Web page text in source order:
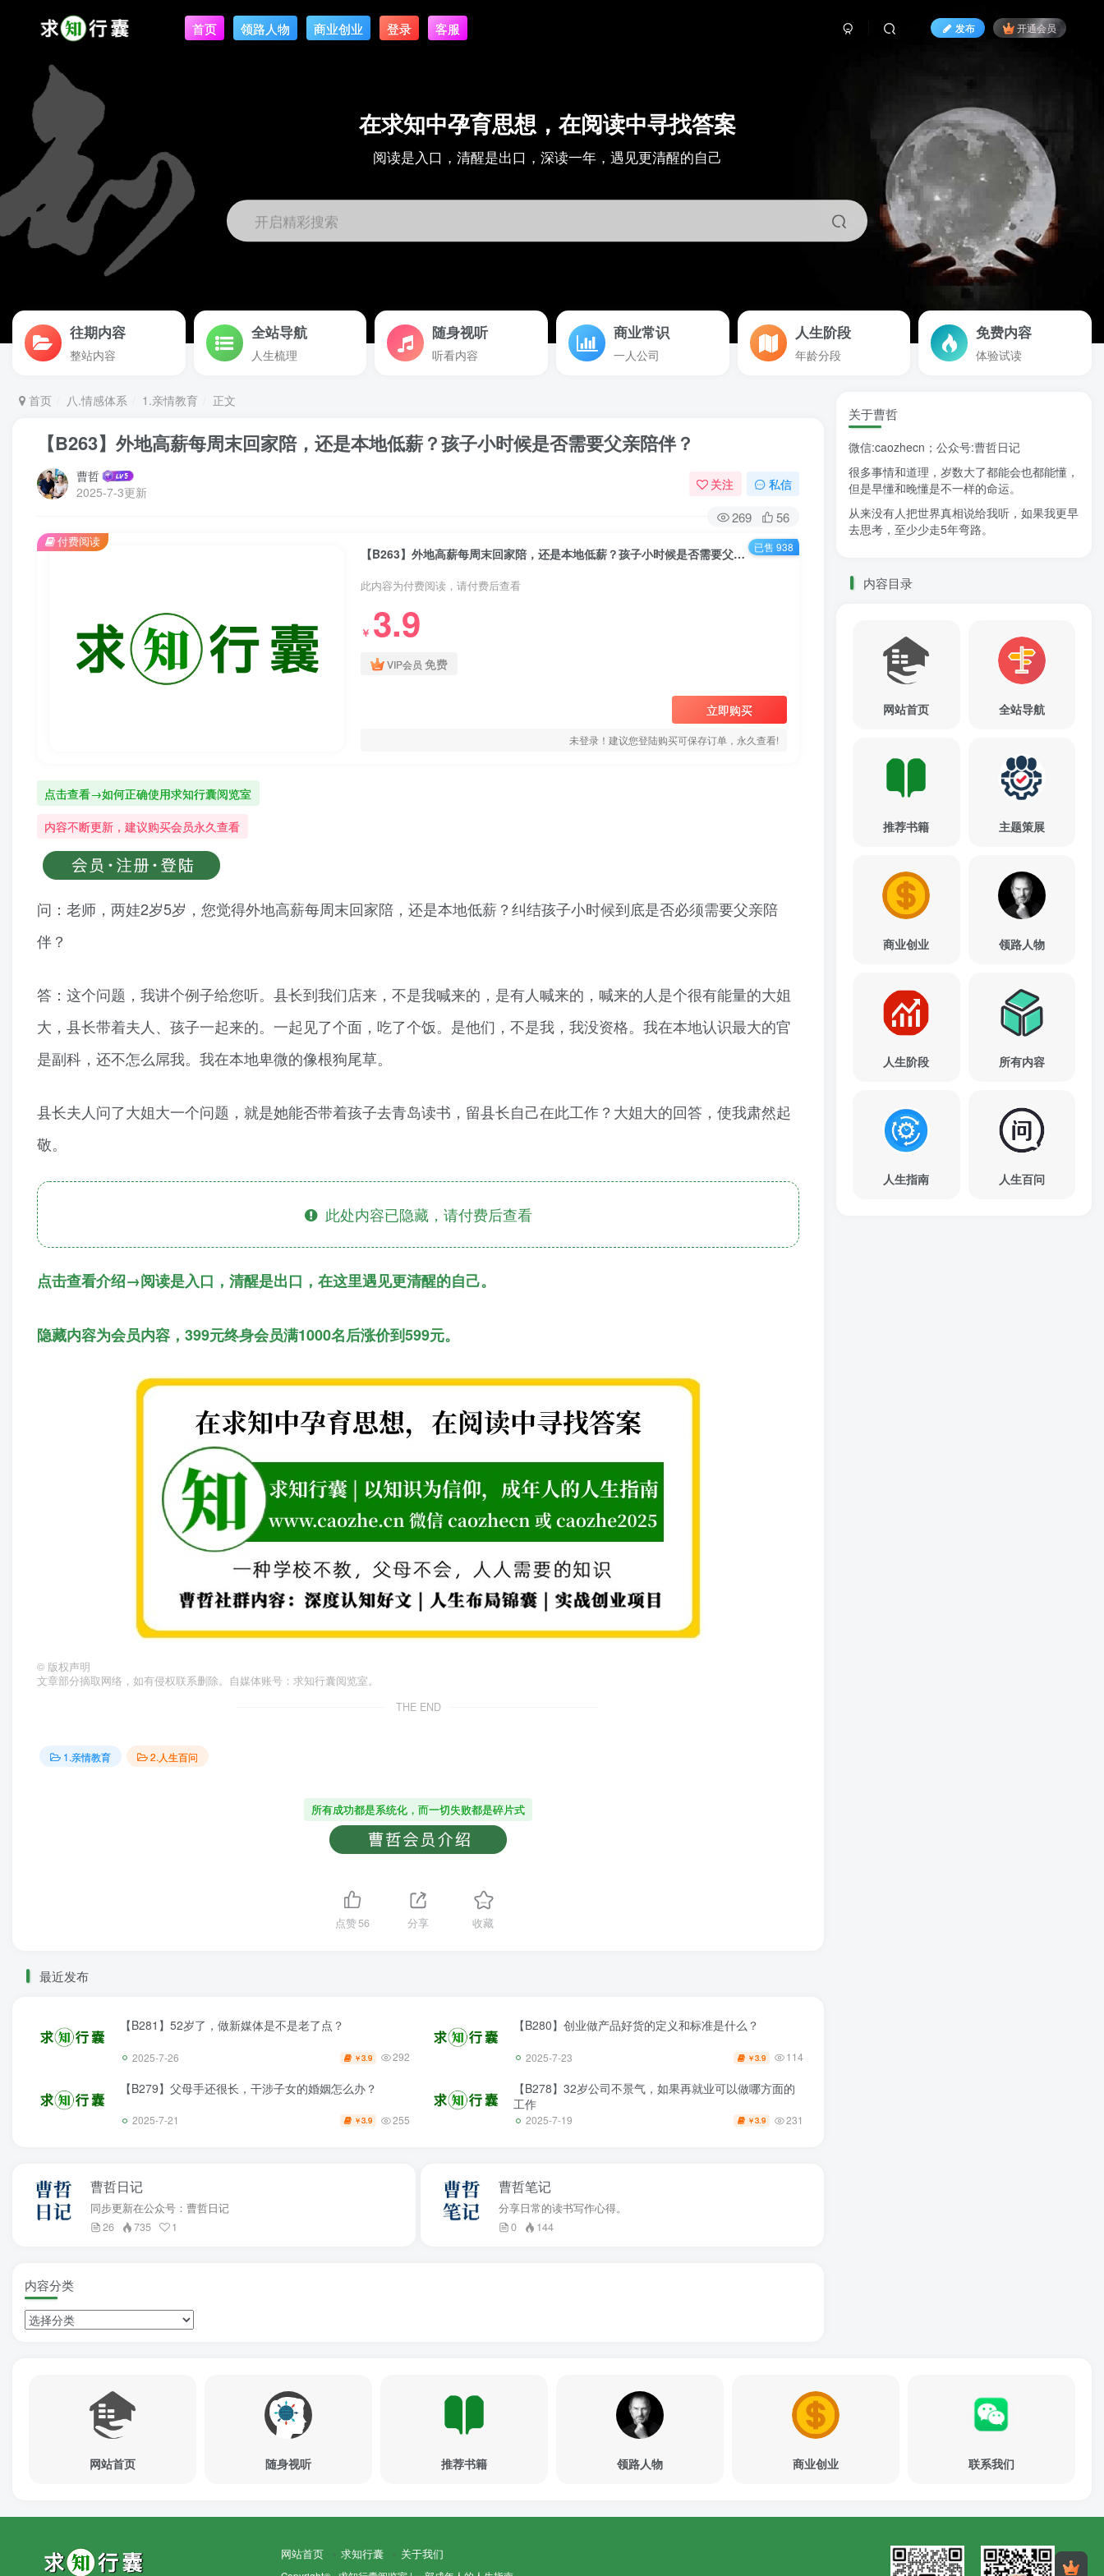
首页 领路人物 商业创业 登录 客服 发布 开通会员
在求知中孕育思想，在阅读中寻找答案
阅读是入口，清醒是出口，深读一年，遇见更清醒的自己
开启精彩搜索
往期内容
整站内容
全站导航
人生梳理
随身视听
听看内容
商业常识
一人公司
人生阶段
年龄分段
免费内容
体验试读
首页 八.情感体系 1.亲情教育 正文
【B263】外地高薪每周末回家陪，还是本地低薪？孩子小时候是否需要父亲陪伴？
曹哲
2025-7-3更新
关注 私信
269 56
【B263】外地高薪每周末回家陪，还是本地低薪？孩子小时候是否需要父亲陪伴？
此内容为付费阅读，请付费后查看
￥ 3.9
VIP会员 免费
立即购买
未登录！建议您登陆购买可保存订单，永久查看!
付费阅读 已售 938
点击查看→如何正确使用求知行囊阅览室
内容不断更新，建议购买会员永久查看
问：老师，两娃2岁5岁，您觉得外地高薪每周末回家陪，还是本地低薪？纠结孩子小时候到底是否必须需要父亲陪
伴？
答：这个问题，我讲个例子给您听。县长到我们店来，不是我喊来的，是有人喊来的，喊来的人是个很有能量的大姐
大，县长带着夫人、孩子一起来的。一起见了个面，吃了个饭。是他们，不是我，我没资格。我在本地认识最大的官
是副科，还不怎么屌我。我在本地卑微的像根狗尾草。
县长夫人问了大姐大一个问题，就是她能否带着孩子去青岛读书，留县长自己在此工作？大姐大的回答，使我肃然起
敬。
此处内容已隐藏，请付费后查看
点击查看介绍→阅读是入口，清醒是出口，在这里遇见更清醒的自己。
隐藏内容为会员内容，399元终身会员满1000名后涨价到599元。
© 版权声明
文章部分摘取网络，如有侵权联系删除。自媒体账号：求知行囊阅览室。
THE END
1.亲情教育 2.人生百问
所有成功都是系统化，而一切失败都是碎片式
点赞56 分享 收藏
最近发布
【B281】52岁了，做新媒体是不是老了点？
2025-7-26 ￥3.9 292
【B280】创业做产品好货的定义和标准是什么？
2025-7-23 ￥3.9 114
【B279】父母手还很长，干涉子女的婚姻怎么办？
2025-7-21 ￥3.9 255
【B278】32岁公司不景气，如果再就业可以做哪方面的
工作
2025-7-19 ￥3.9 231
曹哲日记
同步更新在公众号：曹哲日记
26
735 1
曹哲笔记
分享日常的读书写作心得。
0
144
内容分类
关于曹哲
微信:caozhecn；公众号:曹哲日记
很多事情和道理，岁数大了都能会也都能懂，
但是早懂和晚懂是不一样的命运。
从来没有人把世界真相说给我听，如果我更早
去思考，至少少走5年弯路。
内容目录
网站首页 全站导航
推荐书籍 主题策展
商业创业 领路人物
人生阶段 所有内容
人生指南 人生百问
网站首页 随身视听 推荐书籍 领路人物 商业创业 联系我们
网站首页 求知行囊 关于我们